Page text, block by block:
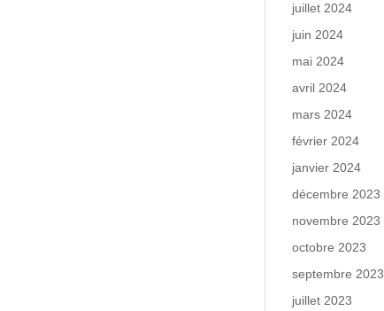
juillet 2024
juin 2024
mai 2024
avril 2024
mars 2024
février 2024
janvier 2024
décembre 2023
novembre 2023
octobre 2023
septembre 2023
juillet 2023